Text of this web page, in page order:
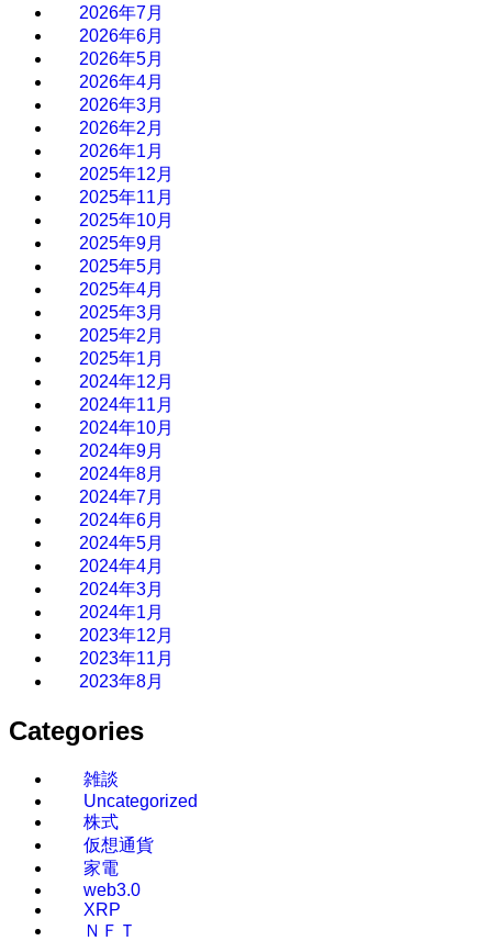
2026年7月
2026年6月
2026年5月
2026年4月
2026年3月
2026年2月
2026年1月
2025年12月
2025年11月
2025年10月
2025年9月
2025年5月
2025年4月
2025年3月
2025年2月
2025年1月
2024年12月
2024年11月
2024年10月
2024年9月
2024年8月
2024年7月
2024年6月
2024年5月
2024年4月
2024年3月
2024年1月
2023年12月
2023年11月
2023年8月
Categories
雑談
Uncategorized
株式
仮想通貨
家電
web3.0
XRP
ＮＦＴ